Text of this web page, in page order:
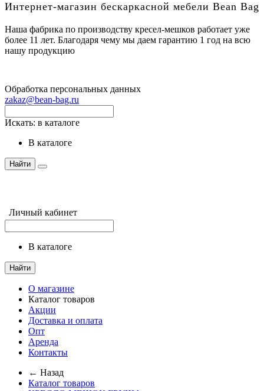
Интернет-магазин бескаркасной мебели Bean Bag
Наша фабрика по производству кресел-мешков работает уже
более 11 лет. Благодаря чему мы даем гарантию 1 год на всю
нашу продукцию
Обработка персональных данных
zakaz@bean-bag.ru
Искать: в каталоге
в каталоге
Найти
Личный кабинет
в каталоге
Найти
О магазине
Каталог товаров
Акции
Доставка и оплата
Опт
Аренда
Контакты
← Назад
Каталог товаров